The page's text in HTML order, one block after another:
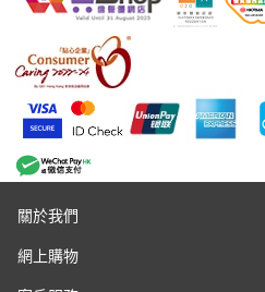
關於我們
網上購物